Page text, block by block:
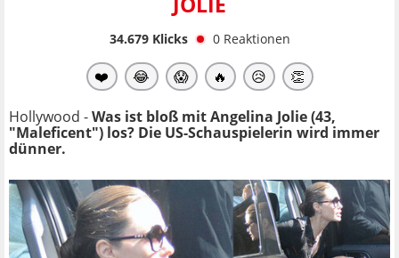
34.679Klicks 0 Reaktionen
❤️ 😂 😱 🔥 😥 👏
Hollywood -Was ist bloß mit Angelina Jolie (43,
"Maleficent") los? Die US-Schauspielerin wird immer
dünner.